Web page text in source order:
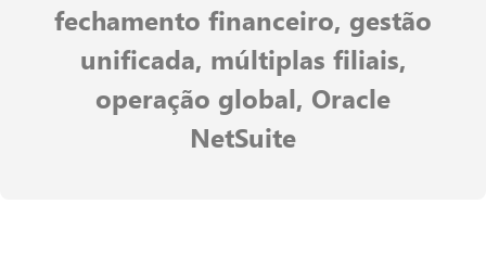
fechamento financeiro, gestão
unificada, múltiplas filiais,
operação global, Oracle
NetSuite